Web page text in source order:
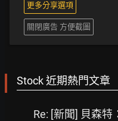
更多分享選項
關閉廣告 方便截圖
Stock 近期熱門文章
Re: [新聞] 貝森